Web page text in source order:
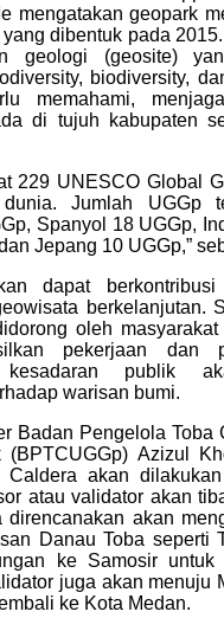
mengatakan geopark
dibentuk pada
geologi (geosite)
biodiversity,
memahami,
di tujuh kabupaten
229 UNESCO Global
Jumlah UGGp
Spanyol 18 UGGp,
Jepang 10 UGGp,”
dapat
berkelanjutan.
oleh
pekerjaan dan
kesadaran publik
warisan bumi.
Badan Pengelola Toba
(BPTCUGGp) Azizul
Caldera akan
atau validator akan
direncanakan akan
Danau Toba seperti
ke Samosir untuk
juga akan menuju
ke Kota Medan.